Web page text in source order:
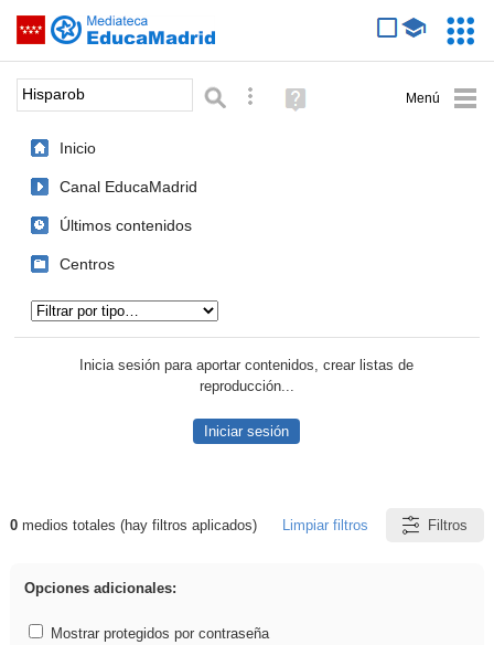
Saltar navegación
Palabra o frase: Búsqueda avanzada
Ayuda
(en
Inicio
Canal EducaMadrid
Últimos contenidos
Centros
Inicia sesión para aportar contenidos, crear listas de
reproducción...
Iniciar sesión
Resultados de: Hisparob
0medios totales (hay filtros aplicados) Limpiar filtros Filtros
Opciones adicionales:
Mostrar protegidos por contraseña